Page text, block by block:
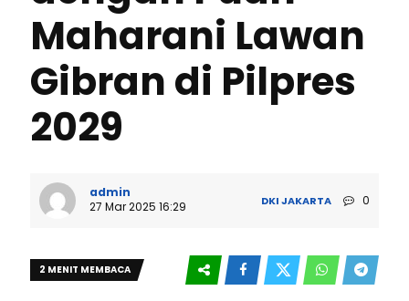
Maharani Lawan
Gibran di Pilpres
2029
admin
27 Mar 2025 16:29
DKI JAKARTA 0
2 MENIT MEMBACA